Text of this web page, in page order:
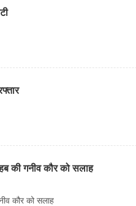
की गनीव कौर को सलाह
कौर को सलाह